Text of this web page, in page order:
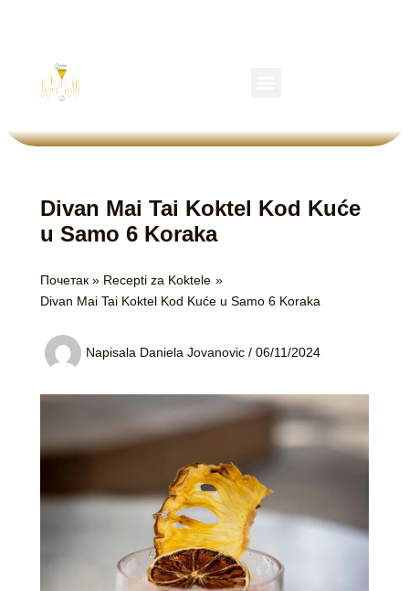
Divan Mai Tai Koktel Kod Kuće
u Samo 6 Koraka
Почетак
Recepti za Koktele
Divan Mai Tai Koktel Kod Kuće u Samo 6 Koraka
Napisala Daniela Jovanovic / 06/11/2024